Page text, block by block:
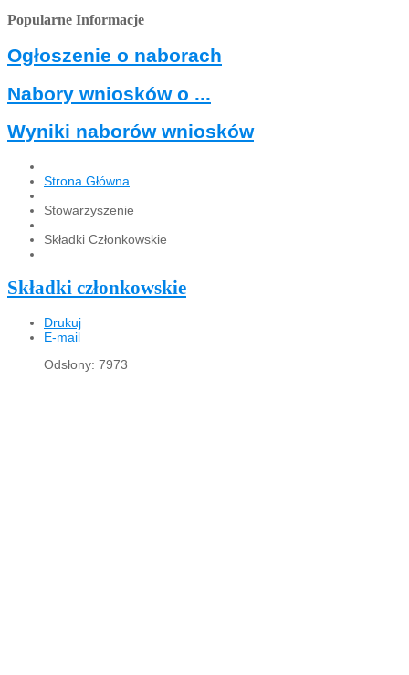
Popularne Informacje
Ogłoszenie o naborach
Nabory wniosków o ...
Wyniki naborów wniosków
Strona Główna
Stowarzyszenie
Składki Członkowskie
Składki członkowskie
Drukuj
E-mail
Odsłony: 7973